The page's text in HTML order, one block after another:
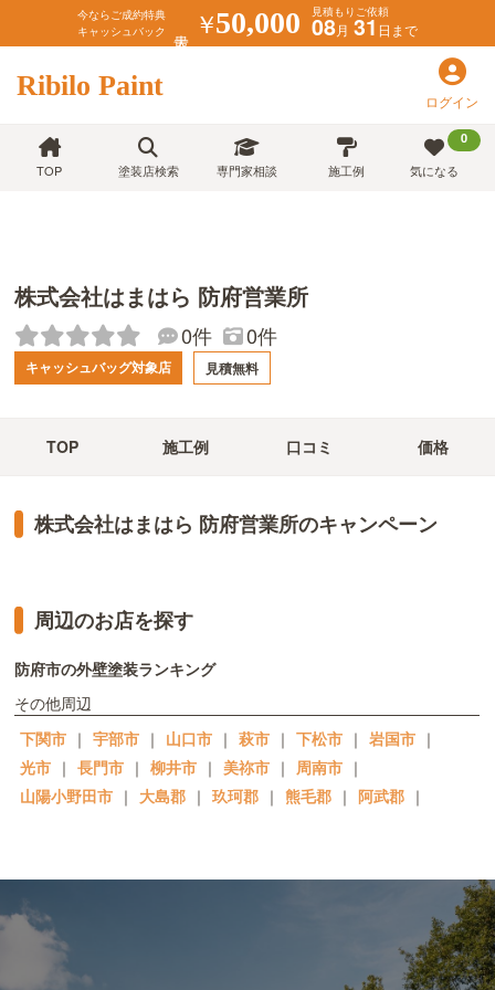
今ならご成約特典
キャッシュバック
￥50,000 見積もりご依頼
08月 31日まで
Ribilo Paint ログイン
TOP 塗装店検索 専門家相談 施工例
0
気になる
株式会社はまはら 防府営業所
0件 0件
キャッシュバッグ対象店 見積無料
TOP 施工例 口コミ 価格
株式会社はまはら 防府営業所のキャンペーン
周辺のお店を探す
防府市の外壁塗装ランキング
その他周辺
下関市 ｜ 宇部市 ｜ 山口市 ｜ 萩市 ｜ 下松市 ｜ 岩国市 ｜
光市 ｜ 長門市 ｜ 柳井市 ｜ 美祢市 ｜ 周南市 ｜
山陽小野田市 ｜ 大島郡 ｜ 玖珂郡 ｜ 熊毛郡 ｜ 阿武郡 ｜